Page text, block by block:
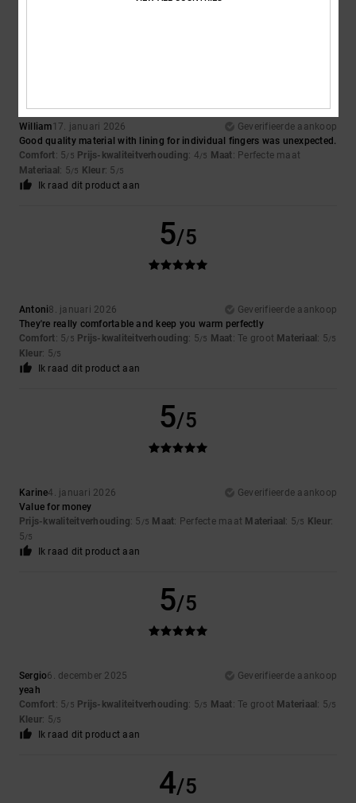
Ik raad dit product aan
William17. januari 2026
Geverifieerde aankoop
Good quality material with lining for individual fingers was unexpected.
Comfort: 5/5 Prijs-kwaliteitverhouding: 4/5 Maat: Perfecte maat
Materiaal : 5/5 Kleur: 5 /5
Ik raad dit product aan
5/5
Antoni8. januari 2026
Geverifieerde aankoop
They're really comfortable and keep you warm perfectly
Comfort: 5/5 Prijs-kwaliteitverhouding: 5/5 Maat: Te groot Materiaal : 5/5
Kleur: 5/5
Ik raad dit product aan
5/5
Karine4. januari 2026
Geverifieerde aankoop
Value for money
Prijs-kwaliteitverhouding: 5 /5 Maat: Perfecte maat Materiaal : 5/5 Kleur:
5/5
Ik raad dit product aan
5/5
Sergio6. december 2025
Geverifieerde aankoop
yeah
Comfort: 5/5 Prijs-kwaliteitverhouding: 5/5 Maat: Te groot Materiaal : 5/5
Kleur: 5/5
Ik raad dit product aan
4/5